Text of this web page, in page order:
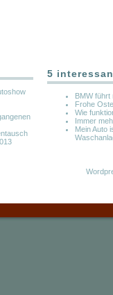
5
BMW
Frohe
Wie
Immer
Mein Auto